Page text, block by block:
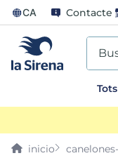
CA Contacte